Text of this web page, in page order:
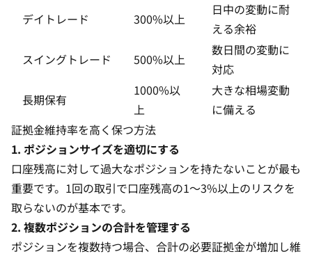
デイトレード
300%以上
日中の変動に耐
える余裕
スイングトレード
500%以上
数日間の変動に
対応
長期保有
1000%以
上
大きな相場変動
に備える
証拠金維持率を高く保つ方法
1. ポジションサイズを適切にする
口座残高に対して過大なポジションを持たないことが最も
重要です。1回の取引で口座残高の1〜3%以上のリスクを
取らないのが基本です。
2. 複数ポジションの合計を管理する
ポジションを複数持つ場合、合計の必要証拠金が増加し維